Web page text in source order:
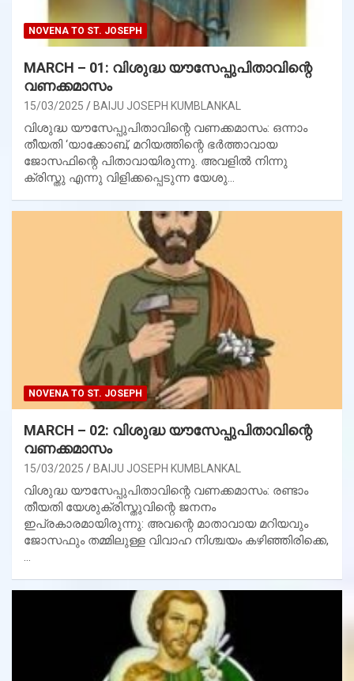
NOVENA TO ST. JOSEPH
MARCH – 01: വിശുദ്ധ യൗസേപ്പുപിതാവിന്റെ
വണക്കമാസം
15/03/2025 BAIJU JOSEPH KUMBLANKAL
വിശുദ്ധ യൗസേപ്പുപിതാവിന്റെ വണക്കമാസം: ഒന്നാം
തീയതി ‘യാക്കോബ്, മറിയത്തിന്റെ ഭര്‍ത്താവായ
ജോസഫിന്റെ പിതാവായിരുന്നു. അവളില്‍ നിന്നു
ക്രിസ്തു എന്നു വിളിക്കപ്പെടുന്ന യേശു…
NOVENA TO ST. JOSEPH
MARCH – 02: വിശുദ്ധ യൗസേപ്പുപിതാവിന്റെ
വണക്കമാസം
15/03/2025 BAIJU JOSEPH KUMBLANKAL
വിശുദ്ധ യൗസേപ്പുപിതാവിന്റെ വണക്കമാസം: രണ്ടാം
തീയതി യേശുക്രിസ്തുവിന്റെ ജനനം
ഇപ്രകാരമായിരുന്നു: അവന്റെ മാതാവായ മറിയവും
ജോസഫും തമ്മിലുള്ള വിവാഹ നിശ്ചയം കഴിഞ്ഞിരിക്കെ,